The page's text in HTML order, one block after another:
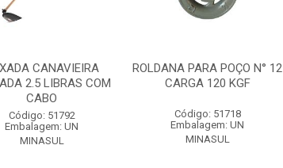
CANAVIEIRA
2.5 LIBRAS COM
CABO
Código: 51792
Embalagem: UN
MINASUL
ROLDANA PARA POÇO N° 12
CARGA 120 KGF
Código: 51718
Embalagem: UN
MINASUL